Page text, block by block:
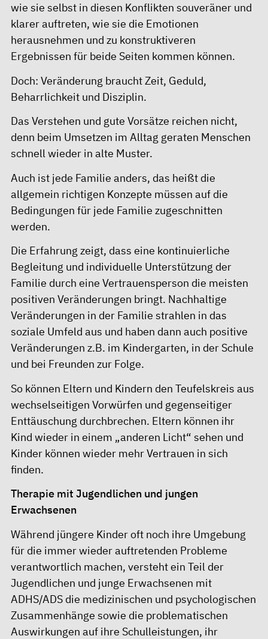
wie sie selbst in diesen Konflikten souveräner und
klarer auftreten, wie sie die Emotionen
herausnehmen und zu konstruktiveren
Ergebnissen für beide Seiten kommen können.
Doch: Veränderung braucht Zeit, Geduld,
Beharrlichkeit und Disziplin.
Das Verstehen und gute Vorsätze reichen nicht,
denn beim Umsetzen im Alltag geraten Menschen
schnell wieder in alte Muster.
Auch ist jede Familie anders, das heißt die
allgemein richtigen Konzepte müssen auf die
Bedingungen für jede Familie zugeschnitten
werden.
Die Erfahrung zeigt, dass eine kontinuierliche
Begleitung und individuelle Unterstützung der
Familie durch eine Vertrauensperson die meisten
positiven Veränderungen bringt. Nachhaltige
Veränderungen in der Familie strahlen in das
soziale Umfeld aus und haben dann auch positive
Veränderungen z.B. im Kindergarten, in der Schule
und bei Freunden zur Folge.
So können Eltern und Kindern den Teufelskreis aus
wechselseitigen Vorwürfen und gegenseitiger
Enttäuschung durchbrechen. Eltern können ihr
Kind wieder in einem „anderen Licht“ sehen und
Kinder können wieder mehr Vertrauen in sich
finden.
Therapie mit Jugendlichen und jungen
Erwachsenen
Während jüngere Kinder oft noch ihre Umgebung
für die immer wieder auftretenden Probleme
verantwortlich machen, versteht ein Teil der
Jugendlichen und junge Erwachsenen mit
ADHS/ADS die medizinischen und psychologischen
Zusammenhänge sowie die problematischen
Auswirkungen auf ihre Schulleistungen, ihr